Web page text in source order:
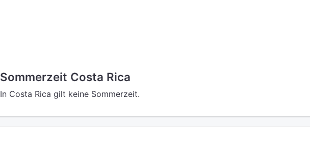
Sommerzeit Costa Rica
In Costa Rica gilt keine Sommerzeit.